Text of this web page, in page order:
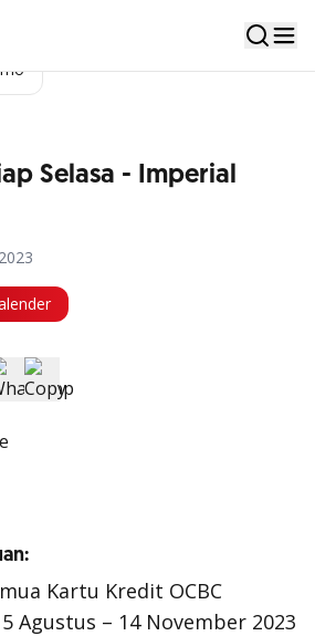
Selasa - Imperial
Kartu Kredit OCBC
Agustus – 14 November 2023